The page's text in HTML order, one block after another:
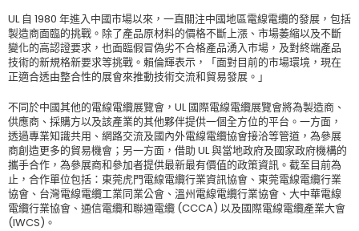
UL 自 1980 年進入中國市場以來，一直關注中國地區電線電纜的發展，包括
製造商面臨的挑戰。除了產品原材料的價格不斷上漲、市場萎縮以及不斷
變化的高認證要求，也面臨假冒偽劣不合格產品湧入市場，及對終端產品
技術的新規格新要求等挑戰。賴倫輝表示，「面對目前的市場環境，現在
正適合透由整合性的展會來推動技術交流和貿易發展。」
不同於中國其他的電線電纜展覽會，UL 國際電線電纜展覽會將為製造商、
供應商、採購方以及該產業的其他夥伴提供一個全方位的平台。一方面，
透過專業知識共用、網路交流及國內外電線電纜協會接洽等管道，為參展
商創造更多的貿易機會；另一方面，借助 UL 與當地政府及國家政府機構的
攜手合作，為參展商和參加者提供最新最有價值的政策資訊。截至目前為
止，合作單位包括：東莞虎門電線電纜行業資訊協會、東莞電線電纜行業
協會、台灣電線電纜工業同業公會、溫州電線電纜行業協會、大中華電線
電纜行業協會、通信電纜和聯通電纜 (CCCA) 以及國際電線電纜產業大會
(IWCS)。